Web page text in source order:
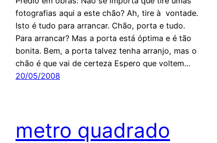
fotografias aqui a este chão? Ah, tire à vontade.
Isto é tudo para arrancar. Chão, porta e tudo.
Para arrancar? Mas a porta está óptima e é tão
bonita. Bem, a porta talvez tenha arranjo, mas o
chão é que vai de certeza Espero que voltem…
20/05/2008
metro quadrado